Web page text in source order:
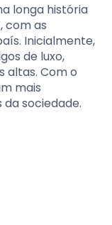
longa história
com as
Inicialmente,
de luxo,
altas. Com o
mais
sociedade.